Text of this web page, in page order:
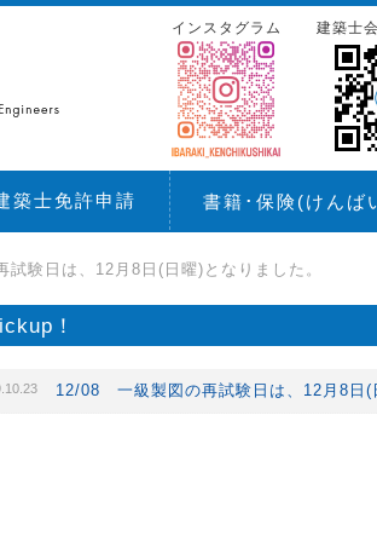
建築士
インスタグラム
築士免許申請 書籍･保険(けんば
験日は、12月8日(日曜)となりました。
！
12/08 一級製図の再試験日は、12月8日(